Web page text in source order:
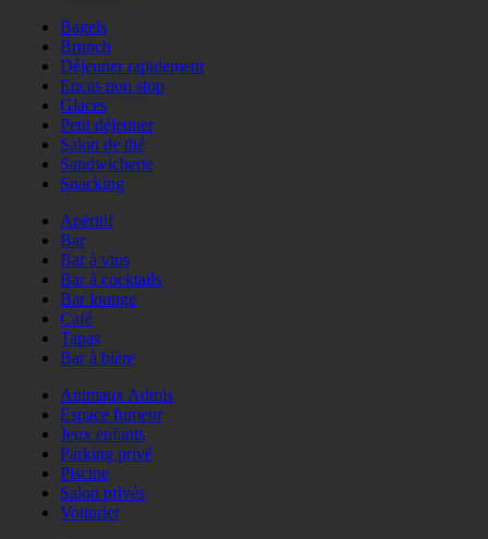
Bagels
Brunch
Déjeuner rapidement
Encas non stop
Glaces
Petit déjeuner
Salon de thé
Sandwicherie
Snacking
Apéritif
Bar
Bar à vins
Bar à cocktails
Bar lounge
Café
Tapas
Bar à bière
Animaux Admis
Espace fumeur
Jeux enfants
Parking privé
Piscine
Salon privés
Voiturier